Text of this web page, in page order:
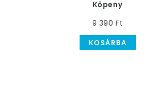
Köpeny
9 390 Ft
KOSÁRBA